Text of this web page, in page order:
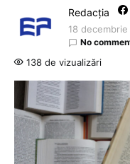
Redacția
18
No
138 de vizualizări